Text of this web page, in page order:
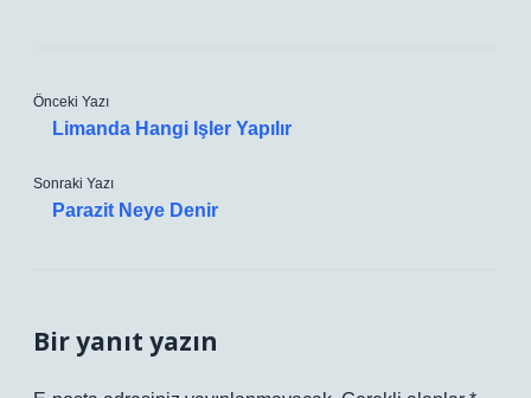
Önceki Yazı
Limanda Hangi Işler Yapılır
Sonraki Yazı
Parazit Neye Denir
Bir yanıt yazın